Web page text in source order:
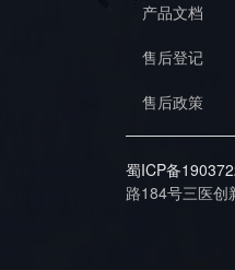
产品文档
售后登记
售后政策
蜀ICP备
路184号三医创